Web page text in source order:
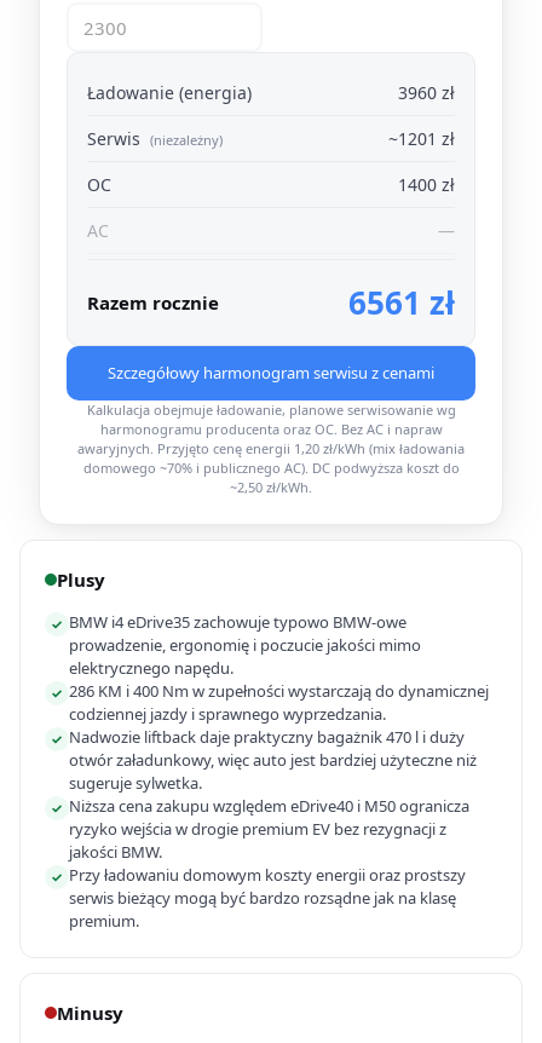
Ładowanie (energia)
3960 zł
Serwis (niezależny)
~1201 zł
OC
1400 zł
AC
—
Razem rocznie 6561 zł
Szczegółowy harmonogram serwisu z cenami
Kalkulacja obejmuje ładowanie, planowe serwisowanie wg
harmonogramu producenta oraz OC. Bez AC i napraw
awaryjnych. Przyjęto cenę energii 1,20 zł/kWh (mix ładowania
domowego ~70% i publicznego AC). DC podwyższa koszt do
~2,50 zł/kWh.
Plusy
✓ BMW i4 eDrive35 zachowuje typowo BMW-owe
prowadzenie, ergonomię i poczucie jakości mimo
elektrycznego napędu.
✓ 286 KM i 400 Nm w zupełności wystarczają do dynamicznej
codziennej jazdy i sprawnego wyprzedzania.
✓ Nadwozie liftback daje praktyczny bagażnik 470 l i duży
otwór załadunkowy, więc auto jest bardziej użyteczne niż
sugeruje sylwetka.
✓ Niższa cena zakupu względem eDrive40 i M50 ogranicza
ryzyko wejścia w drogie premium EV bez rezygnacji z
jakości BMW.
✓ Przy ładowaniu domowym koszty energii oraz prostszy
serwis bieżący mogą być bardzo rozsądne jak na klasę
premium.
Minusy